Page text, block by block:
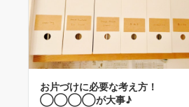
お片づけに必要な考え方！
◯◯◯◯が大事♪